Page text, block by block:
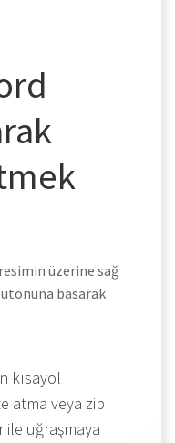
üzerine sağ
basarak
kısayol
atma veya zip
ile uğraşmaya